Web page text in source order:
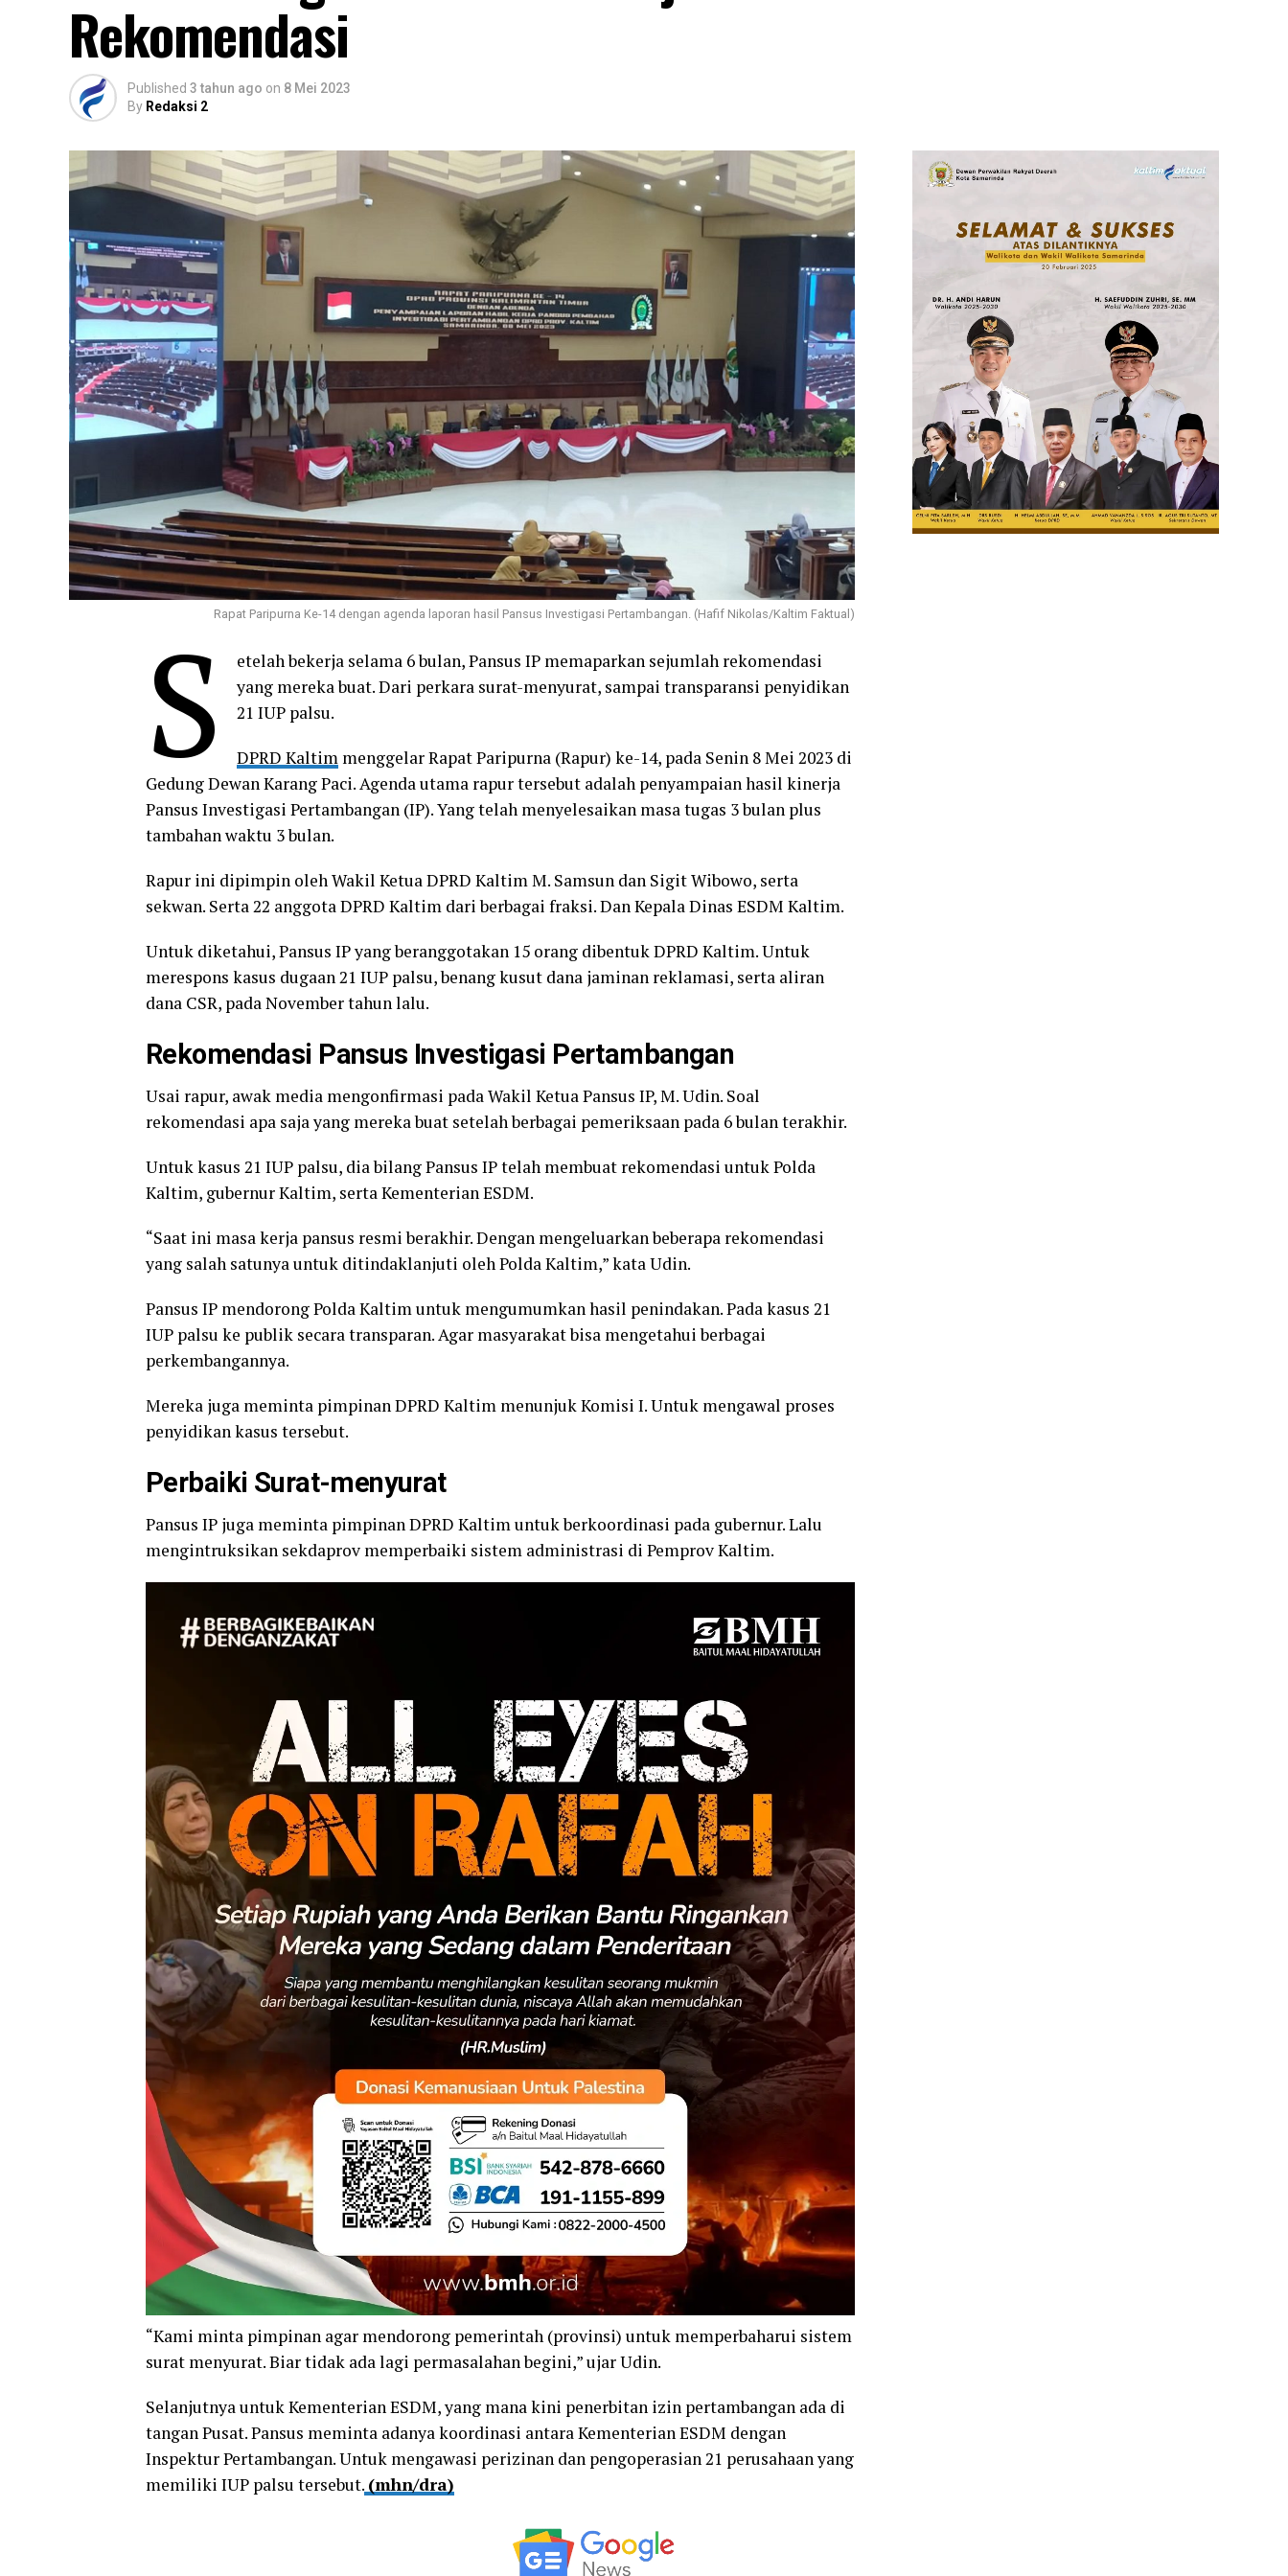
Rekomendasi
Published 3 tahun ago on 8 Mei 2023
By Redaksi 2
Rapat Paripurna Ke-14 dengan agenda laporan hasil Pansus Investigasi Pertambangan. (Hafif Nikolas/Kaltim Faktual)
S
etelah bekerja selama 6 bulan, Pansus IP memaparkan sejumlah rekomendasi
yang mereka buat. Dari perkara surat-menyurat, sampai transparansi penyidikan
21 IUP palsu.
DPRD Kaltimmenggelar Rapat Paripurna (Rapur) ke-14, pada Senin 8 Mei 2023 di
Gedung Dewan Karang Paci. Agenda utama rapur tersebut adalah penyampaian hasil kinerja
Pansus Investigasi Pertambangan (IP). Yang telah menyelesaikan masa tugas 3 bulan plus
tambahan waktu 3 bulan.
Rapur ini dipimpin oleh Wakil Ketua DPRD Kaltim M. Samsun dan Sigit Wibowo, serta
sekwan. Serta 22 anggota DPRD Kaltim dari berbagai fraksi. Dan Kepala Dinas ESDM Kaltim.
Untuk diketahui, Pansus IP yang beranggotakan 15 orang dibentuk DPRD Kaltim. Untuk
merespons kasus dugaan 21 IUP palsu, benang kusut dana jaminan reklamasi, serta aliran
dana CSR, pada November tahun lalu.
Rekomendasi Pansus Investigasi Pertambangan
Usai rapur, awak media mengonfirmasi pada Wakil Ketua Pansus IP, M. Udin. Soal
rekomendasi apa saja yang mereka buat setelah berbagai pemeriksaan pada 6 bulan terakhir.
Untuk kasus 21 IUP palsu, dia bilang Pansus IP telah membuat rekomendasi untuk Polda
Kaltim, gubernur Kaltim, serta Kementerian ESDM.
“Saat ini masa kerja pansus resmi berakhir. Dengan mengeluarkan beberapa rekomendasi
yang salah satunya untuk ditindaklanjuti oleh Polda Kaltim,” kata Udin.
Pansus IP mendorong Polda Kaltim untuk mengumumkan hasil penindakan. Pada kasus 21
IUP palsu ke publik secara transparan. Agar masyarakat bisa mengetahui berbagai
perkembangannya.
Mereka juga meminta pimpinan DPRD Kaltim menunjuk Komisi I. Untuk mengawal proses
penyidikan kasus tersebut.
Perbaiki Surat-menyurat
Pansus IP juga meminta pimpinan DPRD Kaltim untuk berkoordinasi pada gubernur. Lalu
mengintruksikan sekdaprov memperbaiki sistem administrasi di Pemprov Kaltim.
“Kami minta pimpinan agar mendorong pemerintah (provinsi) untuk memperbaharui sistem
surat menyurat. Biar tidak ada lagi permasalahan begini,” ujar Udin.
Selanjutnya untuk Kementerian ESDM, yang mana kini penerbitan izin pertambangan ada di
tangan Pusat. Pansus meminta adanya koordinasi antara Kementerian ESDM dengan
Inspektur Pertambangan. Untuk mengawasi perizinan dan pengoperasian 21 perusahaan yang
memiliki IUP palsu tersebut. (mhn/dra)